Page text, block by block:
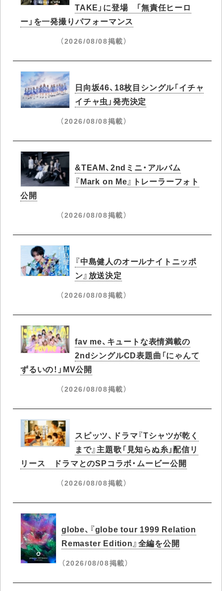
TAKE」に登場 「無責任ヒーロ
ー」を一発撮りパフォーマンス
（2026/08/08掲載）
日向坂46、18枚目シングル「イチャ
イチャ虫」発売決定
（2026/08/08掲載）
&TEAM、2ndミニ・アルバム
『Mark on Me』トレーラーフォト
公開
（2026/08/08掲載）
『中島健人のオールナイトニッポ
ン』放送決定
（2026/08/08掲載）
fav me、キュートな表情満載の
2ndシングルCD表題曲「にゃんて
ずるいの！」MV公開
（2026/08/08掲載）
スピッツ、ドラマ『Tシャツが乾く
まで』主題歌「見知らぬ糸」配信リ
リース ドラマとのSPコラボ・ムービー公開
（2026/08/08掲載）
globe、『globe tour 1999 Relation
Remaster Edition』全編を公開
（2026/08/08掲載）